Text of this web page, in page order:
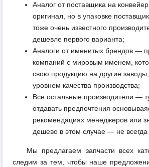
Аналог от поставщика на
оригинал, но в упаковке
тоже очень известного
дешевле первого варианта;
Аналоги от именитых брендов —
компаний с мировым именем,
свою продукцию на другие
уровнем качества производства;
Все остальные производители —
отдавать предпочтения
рекомендациях менеджеров или
дешево в этом случае — не всегда
Мы предлагаем запчасти всех
следим за тем, чтобы наше